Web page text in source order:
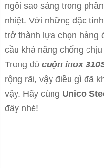
ngôi sao sáng trong
nhiệt. Với những đặc
trở thành lựa chọn hàng
cầu khả năng chống
Trong đó cuộn inox
rộng rãi, vậy điều gì đã
vậy. Hãy cùng Unico
đây nhé!